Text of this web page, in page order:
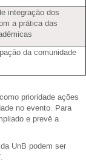
integração dos
a prática das
da comunidade
prioridade ações
no evento. Para
e prevê a
UnB podem ser